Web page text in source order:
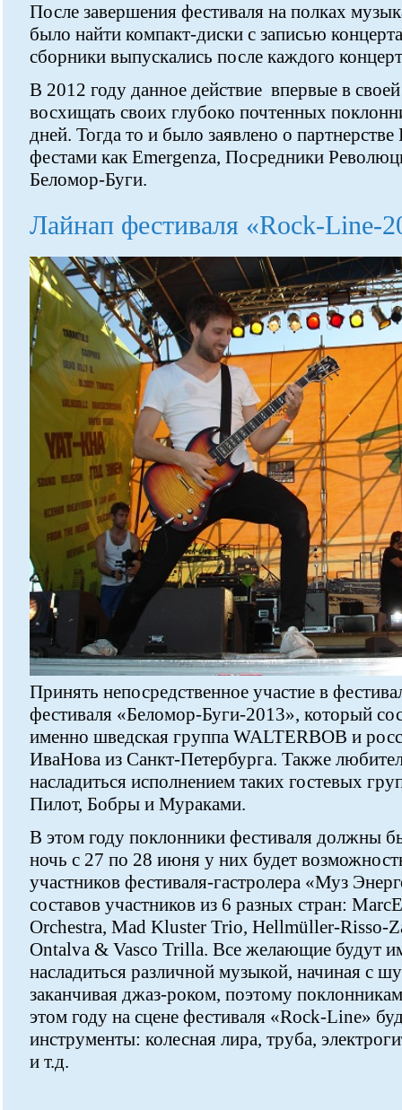
После завершения фестиваля на полках
было найти компакт-диски с записью
сборники выпускались после каждого
В 2012 году данное действие впервые в
восхищать своих глубоко почтенных
дней. Тогда то и было заявлено о
фестами как Emergenza, Посредники
Беломор-Буги.
Лайнап фестиваля «Rock-Line-
Принять непосредственное участие в
фестиваля «Беломор-Буги-2013», который
именно шведская группа WALTERBOB и
ИваНова из Санкт-Петербурга. Также
насладиться исполнением таких гостевых
Пилот, Бобры и Мураками.
В этом году поклонники фестиваля должны
ночь с 27 по 28 июня у них будет
участников фестиваля-гастролера «Муз
составов участников из 6 разных стран:
Orchestra, Mad Kluster Trio, Hellmüller-Risso-
Ontalva & Vasco Trilla. Все желающие будут
насладиться различной музыкой, начиная с
заканчивая джаз-роком, поэтому
этом году на сцене фестиваля «Rock-Line»
инструменты: колесная лира, труба,
и т.д.